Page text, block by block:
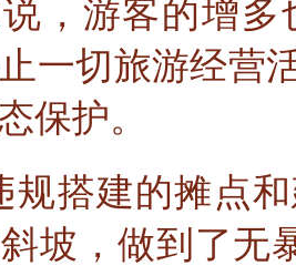
，游客的增
一切旅游经营
保护。
规搭建的摊点
坡，做到了无